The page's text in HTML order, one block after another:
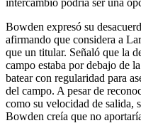
Bowden expresó su
afirmando que considera a
que un titular. Señaló que la
campo estaba por debajo de
batear con regularidad para
del campo. A pesar de
como su velocidad de salida,
Bowden creía que no